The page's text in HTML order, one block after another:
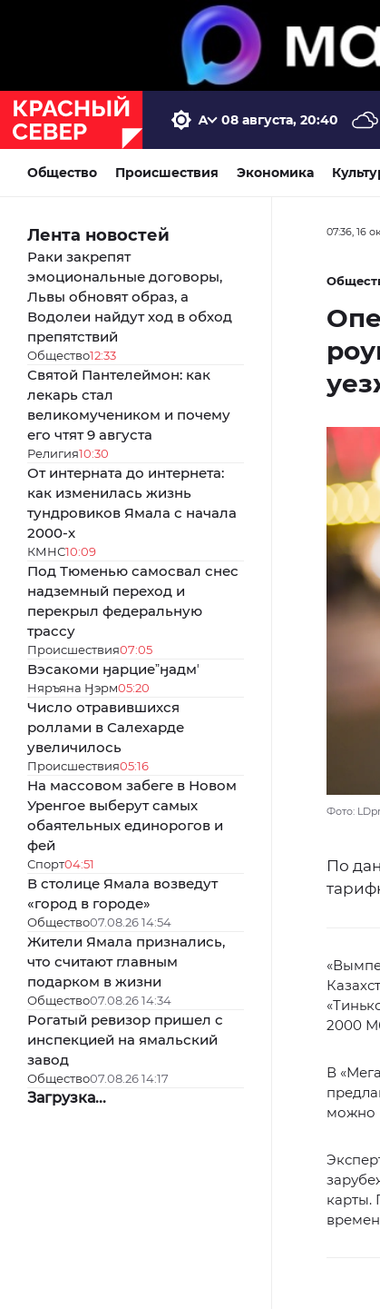
08 августа, 20:40
Общество Происшествия Экономика
Лента новостей
Раки закрепят
эмоциональные договоры,
Львы обновят образ, а
Водолеи найдут ход в обход
препятствий
Общество12:33
Святой Пантелеймон: как
лекарь стал
великомучеником и почему
его чтят 9 августа
Религия10:30
От интерната до интернета:
как изменилась жизнь
тундровиков Ямала с начала
2000-х
КМНС10:09
Под Тюменью самосвал снес
надземный переход и
перекрыл федеральную
трассу
Происшествия07:05
Вэсакоми ӈарциеˮӈадмʼ
Няръяна Ӈэрм05:20
Число отравившихся
роллами в Салехарде
увеличилось
Происшествия05:16
На массовом забеге в Новом
Уренгое выберут самых
обаятельных единорогов и
фей
Спорт04:51
В столице Ямала возведут
«город в городе»
Общество07.08.26 14:54
Жители Ямала признались,
что считают главным
подарком в жизни
Общество07.08.26 14:34
Рогатый ревизор пришел с
инспекцией на ямальский
завод
Общество07.08.26 14:17
Загрузка...
07:36, 16
Фото:
По
2000
В
можно
карты.